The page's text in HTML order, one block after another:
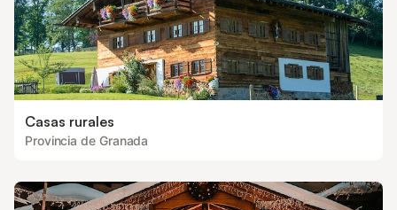
Casas rurales
Provincia de Granada